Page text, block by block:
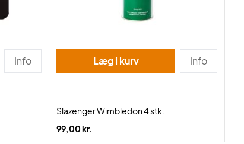
Info Læg i kurv Info
Slazenger Wimbledon 4 stk.
99,00 kr.